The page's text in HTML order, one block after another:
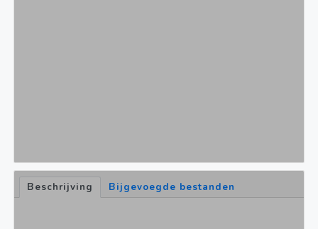
Beschrijving Bijgevoegde bestanden